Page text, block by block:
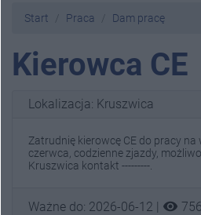
Start Praca Dam pracę
Kierowca CE
Lokalizacja: Kruszwica
Zatrudnię kierowcę CE do pracy na
czerwca, codzienne zjazdy,
Kruszwica kontakt ---------.
Ważne do: 2026-06-12 | visibility 756